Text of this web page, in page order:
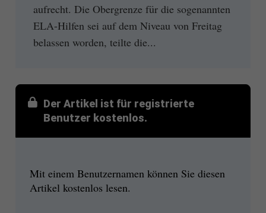
aufrecht. Die Obergrenze für die sogenannten
ELA-Hilfen sei auf dem Niveau von Freitag
belassen worden, teilte die...
Der Artikel ist für registrierte
Benutzer kostenlos.
Mit einem Benutzernamen können Sie diesen
Artikel kostenlos lesen.